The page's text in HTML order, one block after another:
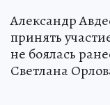
Александр
принять
не боялась
Светлана